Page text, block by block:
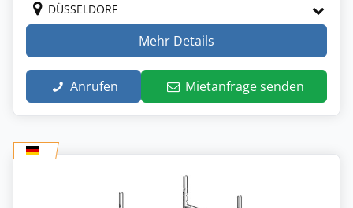
DÜSSELDORF
Mehr Details
Anrufen Mietanfrage senden